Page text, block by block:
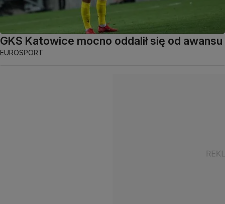
GKS Katowice mocno oddalił się od awansu
EUROSPORT